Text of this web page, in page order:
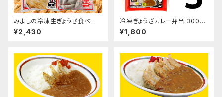
みよしの冷凍生ぎょうざ食べ比
べセット
¥2,430
冷凍ぎょうざカレー弁当 300g
×3袋
¥1,800